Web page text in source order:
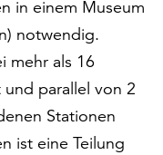
in einem Museum
notwendig.
mehr als 16
parallel von 2
Stationen
ist eine Teilung